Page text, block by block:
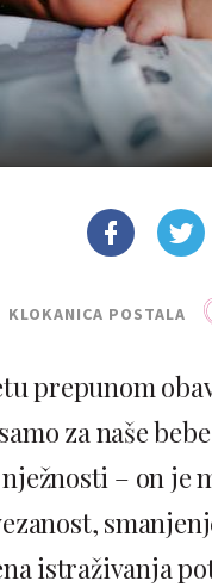
KLOKANICA POSTALA
prepunom
za naše
– on je
istraživanja